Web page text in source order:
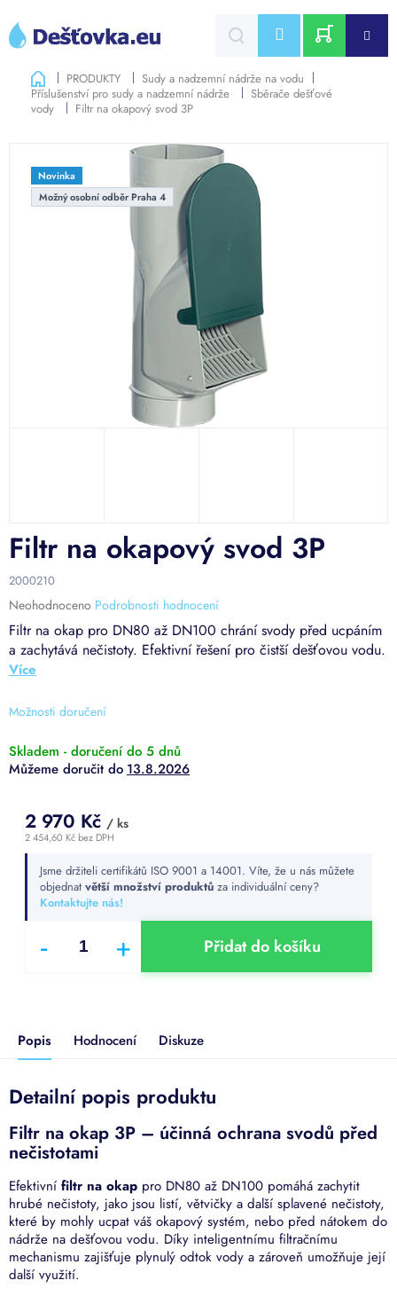
obsah
CZK
NÁKUPNÍ
KOŠÍK
DomůPRODUKTY
Sudy a nadzemní nádrže na vodu
Příslušenství pro sudy a nadzemní nádrže
Sběrače dešťové
vody
Filtr na okapový svod 3P
Novinka
Možný osobní odběr Praha 4
Možnosti doručení
Filtr na okap pro DN80 až DN100 chrání svody před ucpáním
a zachytává nečistoty. Efektivní řešení pro čistší dešťovou vodu.
Filtr na okapový svod 3P
2000210
Průměrné
hodnocení
produktu
je
0,0
5
hvězdiček.
Neohodnoceno Podrobnosti hodnocení
Skladem - doručení do 5 dnů
13.8.2026
2 970 Kč / ks
2 454,60 Kč bez DPH
cena:Jsme držiteli certifikátů ISO 9001 a 14001. Víte, že u nás můžete
objednat větší množství produktů za individuální ceny?
Kontaktujte nás!
Přidat do košíku
Popis Hodnocení Diskuze
Detailní popis produktu
Filtr na okap 3P – účinná ochrana svodů před
nečistotami
Efektivní filtr na okap pro DN80 až DN100 pomáhá zachytit
hrubé nečistoty, jako jsou listí, větvičky a další splavené nečistoty,
které by mohly ucpat váš okapový systém, nebo před nátokem do
nádrže na dešťovou vodu. Díky inteligentnímu filtračnímu
mechanismu zajišťuje plynulý odtok vody a zároveň umožňuje její
další využití.